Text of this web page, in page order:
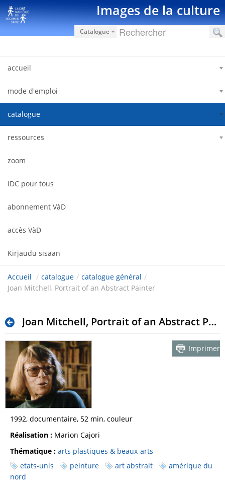
Hyppää sisältöön Images de la culture
Catalogue
accueil
mode d'emploi
catalogue
ressources
zoom
IDC pour tous
abonnement VàD
accès VàD
Kirjaudu sisään
Accueil / catalogue / catalogue général /
Joan Mitchell, Portrait of an Abstract Painter
Joan Mitchell, Portrait of an Abstract Painter
Imprimer
1992, documentaire, 52 min, couleur
Réalisation : Marion Cajori
Thématique : arts plastiques & beaux-arts
etats-unis
peinture art abstrait
amérique du
nord